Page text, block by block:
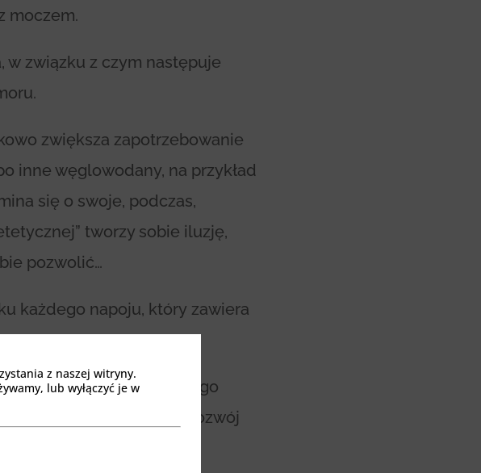
moczem.
w związku z czym następuje
zwiększa zapotrzebowanie
inne węglowodany, na przykład
się o swoje, podczas,
tworzy sobie iluzję,
pozwolić…
każdego napoju, który zawiera
fosforowym. Do jego
tego kwasu powoduje rozwój
z naszej witryny.
lub wyłączyć je w